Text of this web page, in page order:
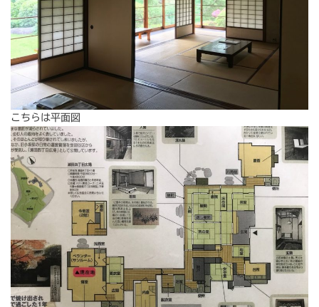
こちらは平面図